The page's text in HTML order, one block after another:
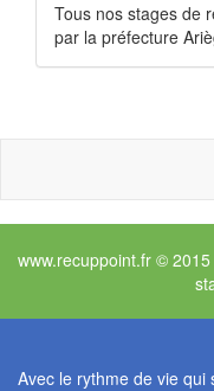
Tous nos stages de
par la préfecture
www.recuppoint.fr © 2015
Avec le rythme de vie